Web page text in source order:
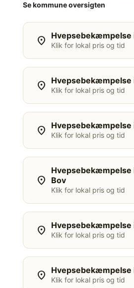
Se kommune oversigten
location_on Hvepsebekæmpelse
Klik for lokal pris og tid
location_on Hvepsebekæmpelse
Klik for lokal pris og tid
location_on Hvepsebekæmpelse
Klik for lokal pris og tid
location_on
Hvepsebekæmpelse
Bov
Klik for lokal pris og tid
location_on Hvepsebekæmpelse
Klik for lokal pris og tid
location_on Hvepsebekæmpelse
Klik for lokal pris og tid